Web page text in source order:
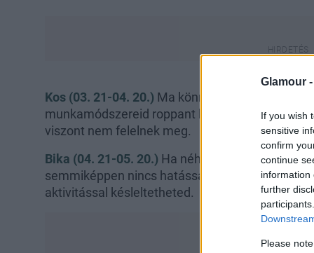
Glamour -
If you wish
sensitive
confirm
continue
information
further
Please
Kos (03. 21-04. 20.) Ma könnyen
munkamódszereid roppant hatékonyak
viszont nem felelnek meg.
Bika (04. 21-05. 20.) Ha néha-néha elmész
semmiképpen nincs hatással a kondíciódra: az
aktivitással késleltetheted.